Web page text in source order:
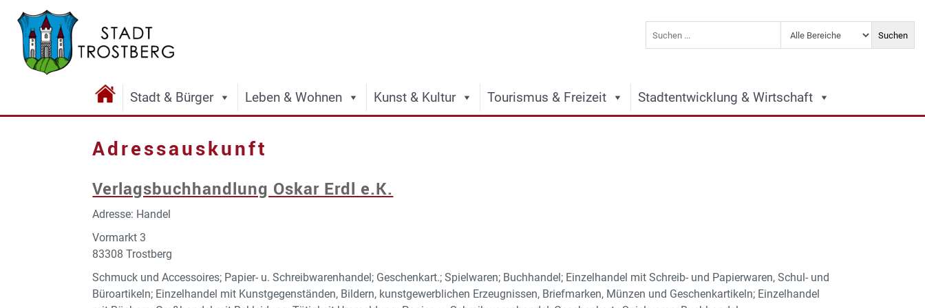
Stadt & Bürger Leben & Wohnen Kunst & Kultur Tourismus & Freizeit Stadtentwicklung & Wirtschaft
Adressauskunft
Verlagsbuchhandlung Oskar Erdl e.K.
Adresse: Handel
Vormarkt 3
83308 Trostberg
Schmuck und Accessoires; Papier- u. Schreibwarenhandel; Geschenkart.; Spielwaren; Buchhandel; Einzelhandel mit Schreib- und Papierwaren, Schul- und
Büroartikeln; Einzelhandel mit Kunstgegenständen, Bildern, kunstgewerblichen Erzeugnissen, Briefmarken, Münzen und Geschenkartikeln; Einzelhandel